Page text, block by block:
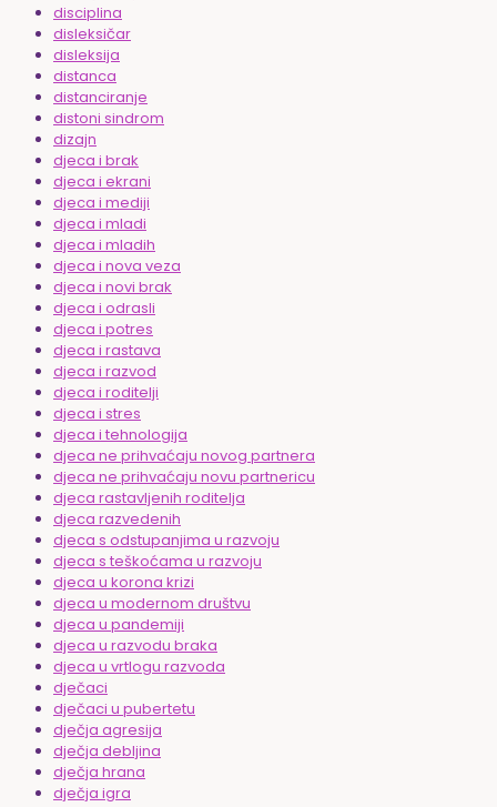
disciplina
disleksičar
disleksija
distanca
distanciranje
distoni sindrom
dizajn
djeca i brak
djeca i ekrani
djeca i mediji
djeca i mladi
djeca i mladih
djeca i nova veza
djeca i novi brak
djeca i odrasli
djeca i potres
djeca i rastava
djeca i razvod
djeca i roditelji
djeca i stres
djeca i tehnologija
djeca ne prihvaćaju novog partnera
djeca ne prihvaćaju novu partnericu
djeca rastavljenih roditelja
djeca razvedenih
djeca s odstupanjima u razvoju
djeca s teškoćama u razvoju
djeca u korona krizi
djeca u modernom društvu
djeca u pandemiji
djeca u razvodu braka
djeca u vrtlogu razvoda
dječaci
dječaci u pubertetu
dječja agresija
dječja debljina
dječja hrana
dječja igra